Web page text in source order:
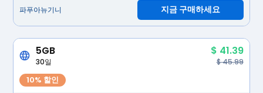
파푸아뉴기니 지금 구매하세요
5GB $ 41.39
30일 $ 45.99
10% 할인